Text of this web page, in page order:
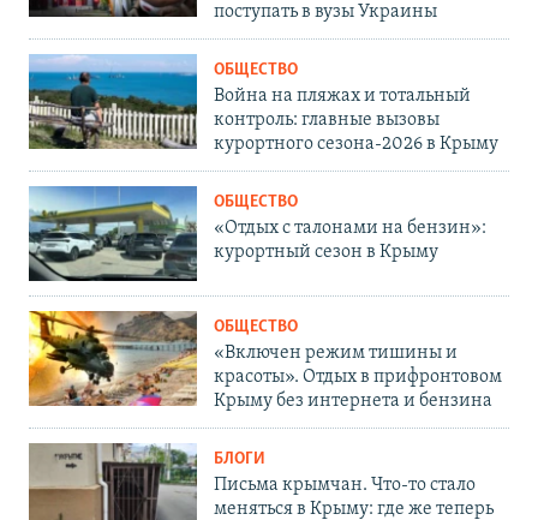
поступать в вузы Украины
ОБЩЕСТВО
Война на пляжах и тотальный
контроль: главные вызовы
курортного сезона-2026 в Крыму
ОБЩЕСТВО
«Отдых с талонами на бензин»:
курортный сезон в Крыму
ОБЩЕСТВО
«Включен режим тишины и
красоты». Отдых в прифронтовом
Крыму без интернета и бензина
БЛОГИ
Письма крымчан. Что-то стало
меняться в Крыму: где же теперь